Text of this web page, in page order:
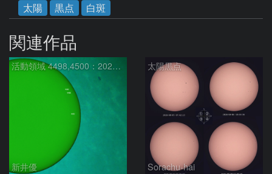
太陽
黒点 白斑
関連作品
活動領域 4498,4500：2026/08/08
新井優
太陽黒点
Sorachu-hai